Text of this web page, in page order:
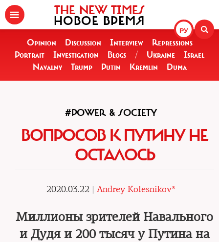
РУ
THE NEW TIMES
НОВОЕ ВРЕМЯ
Opinion Discussion Interview
Repressions
Portrait
Investigation Blogs / Ukraine
Israel
Navalny
Trump Putin Kremlin Duma
#POWER & SOCIETY
ВОПРОСОВ К ПУТИНУ НЕ
ОСТАЛОСЬ
2020.03.22 | Andrey Kolesnikov*
Миллионы зрителей Навального
и Дудя и 200 тысяч у Путина на